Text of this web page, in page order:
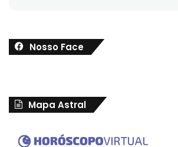
Nosso Face
Mapa Astral